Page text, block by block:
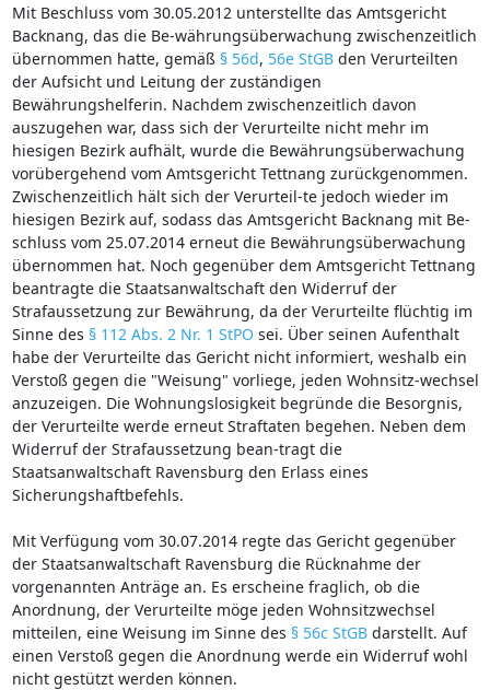
Mit Beschluss vom 30.05.2012 unterstellte das Amtsgericht
Backnang, das die Be-währungsüberwachung zwischenzeitlich
übernommen hatte, gemäß § 56d, 56e StGBden Verurteilten
der Aufsicht und Leitung der zuständigen
Bewährungshelferin. Nachdem zwischenzeitlich davon
auszugehen war, dass sich der Verurteilte nicht mehr im
hiesigen Bezirk aufhält, wurde die Bewährungsüberwachung
vorübergehend vom Amtsgericht Tettnang zurückgenommen.
Zwischenzeitlich hält sich der Verurteil-te jedoch wieder im
hiesigen Bezirk auf, sodass das Amtsgericht Backnang mit Be-
schluss vom 25.07.2014 erneut die Bewährungsüberwachung
übernommen hat. Noch gegenüber dem Amtsgericht Tettnang
beantragte die Staatsanwaltschaft den Widerruf der
Strafaussetzung zur Bewährung, da der Verurteilte flüchtig im
Sinne des § 112 Abs. 2 Nr. 1 StPO sei. Über seinen Aufenthalt
habe der Verurteilte das Gericht nicht informiert, weshalb ein
Verstoß gegen die "Weisung" vorliege, jeden Wohnsitz-wechsel
anzuzeigen. Die Wohnungslosigkeit begründe die Besorgnis,
der Verurteilte werde erneut Straftaten begehen. Neben dem
Widerruf der Strafaussetzung bean-tragt die
Staatsanwaltschaft Ravensburg den Erlass eines
Sicherungshaftbefehls.
Mit Verfügung vom 30.07.2014 regte das Gericht gegenüber
der Staatsanwaltschaft Ravensburg die Rücknahme der
vorgenannten Anträge an. Es erscheine fraglich, ob die
Anordnung, der Verurteilte möge jeden Wohnsitzwechsel
mitteilen, eine Weisung im Sinne des § 56c StGBdarstellt. Auf
einen Verstoß gegen die Anordnung werde ein Widerruf wohl
nicht gestützt werden können.